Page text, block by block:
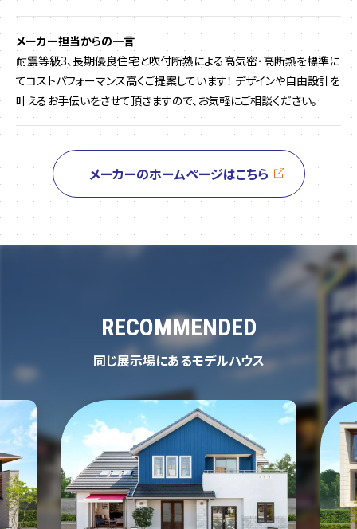
メーカー担当からの一言
耐震等級3、長期優良住宅と吹付断熱による高気密･高断熱を標準に
てコストパフォーマンス高くご提案しています！ デザインや自由設計を
叶えるお手伝いをさせて頂きますので、お気軽にご相談ください。
メーカーのホームページはこちら
RECOMMENDED
同じ展示場にあるモデルハウス